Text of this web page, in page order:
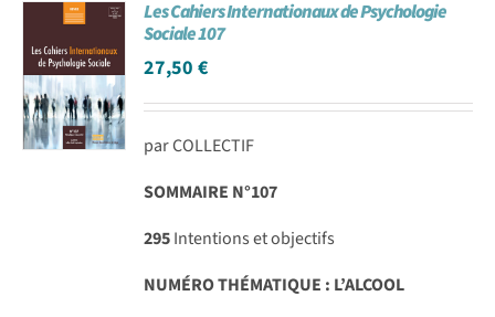
Les Cahiers Internationaux de Psychologie
Sociale 107
27,50€
par COLLECTIF
SOMMAIRE N°107
295Intentions et objectifs
NUMÉRO THÉMATIQUE : L’ALCOOL